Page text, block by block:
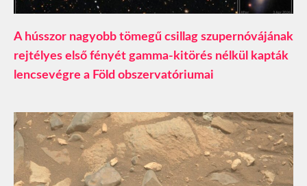
A hússzor nagyobb tömegű csillag szupernóvájának
rejtélyes első fényét gamma-kitörés nélkül kapták
lencsevégre a Föld obszervatóriumai